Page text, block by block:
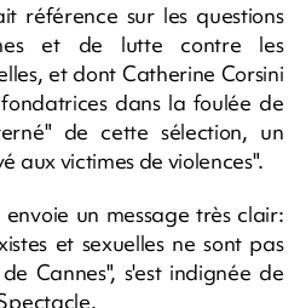
référence sur les questions
et de lutte contre les
et dont Catherine Corsini
dans la foulée de
de cette sélection, un
aux victimes de violences".
un message très clair:
et sexuelles ne sont pas
Cannes", s'est indignée de